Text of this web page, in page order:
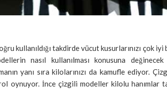
kullanıldığı takdirde vücut kusurlarınızı çok
nasıl kullanılması konusuna
yanı sıra kilolarınızı da kamufle ediyor.
oynuyor. İnce çizgili modeller kilolu hanımlar